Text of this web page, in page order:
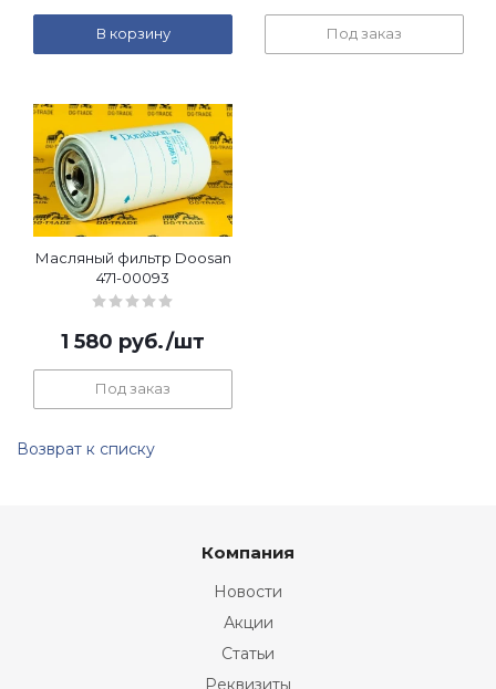
В корзину Под заказ
Масляный фильтр Doosan
471-00093
1 580 руб./шт
Под заказ
Возврат к списку
Компания
Новости
Акции
Статьи
Реквизиты